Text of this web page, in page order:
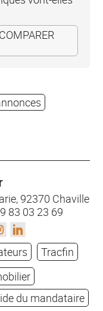
92370 Chaville
83 03 23 69
Tracfin
du mandataire